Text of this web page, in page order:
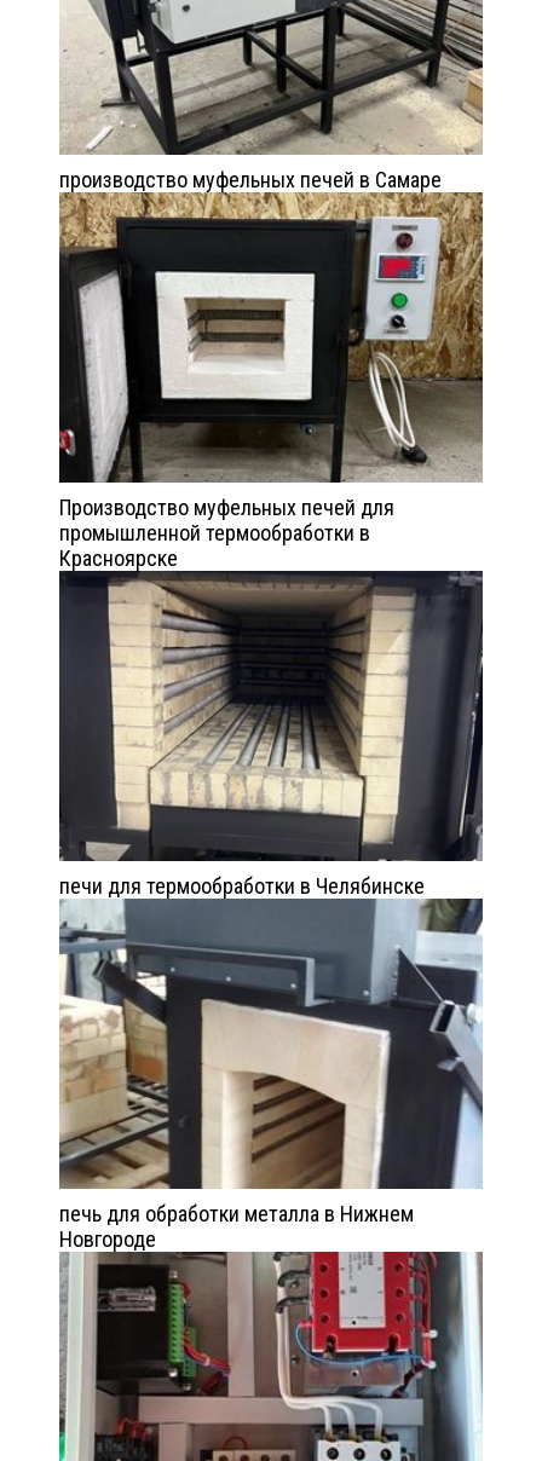
производство муфельных печей в Самаре
Производство муфельных печей для
промышленной термообработки в
Красноярске
печи для термообработки в Челябинске
печь для обработки металла в Нижнем
Новгороде